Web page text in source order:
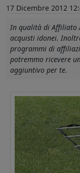
17 Dicembre 2012
In qualità di Affiliato
acquisti idonei.
programmi di
potremmo ricevere
aggiuntivo per te.